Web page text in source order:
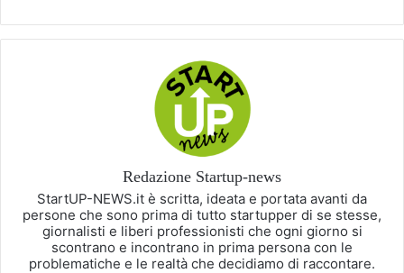
Redazione Startup-news
StartUP-NEWS.it è scritta, ideata e portata avanti da
persone che sono prima di tutto startupper di se stesse,
giornalisti e liberi professionisti che ogni giorno si
scontrano e incontrano in prima persona con le
problematiche e le realtà che decidiamo di raccontare.